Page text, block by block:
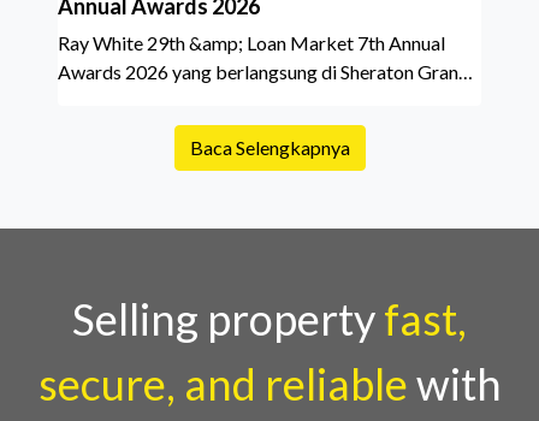
Annual Awards 2026
Ray White 29th &amp; Loan Market 7th Annual
Awards 2026 yang berlangsung di Sheraton Grand
menjadi momen istimewa bagi para pelaku industri
properti dan keuangan. Lebih dari 400 marketing
Country Director Ray White Indon
Baca Selengkapnya
Selling propertyfast,
secure, and reliablewith